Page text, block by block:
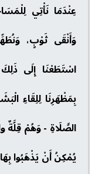
عِنْدَمَا نَأْتِي
وَأَنْقَى ثَوْبٍ،
اسْتَطَعْنَا إِلَى
بِمَظْهَرِنَا لِلِقَاءِ
الصَّلَاةِ - وَهُمْ قِلَّةٌ
يُمْكِنُ أَنْ يَذْهَبُوا